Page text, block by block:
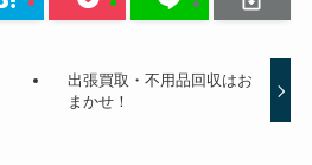
出張買取・不用品回収はお
まかせ！